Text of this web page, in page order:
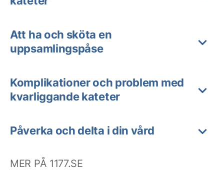
Att ha och sköta en
uppsamlingspåse
Komplikationer och problem med
kvarliggande kateter
Påverka och delta i din vård
MER PÅ 1177.SE